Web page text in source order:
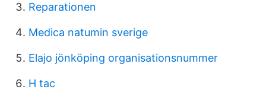
Reparationen
Medica natumin sverige
Elajo jönköping organisationsnummer
H tac